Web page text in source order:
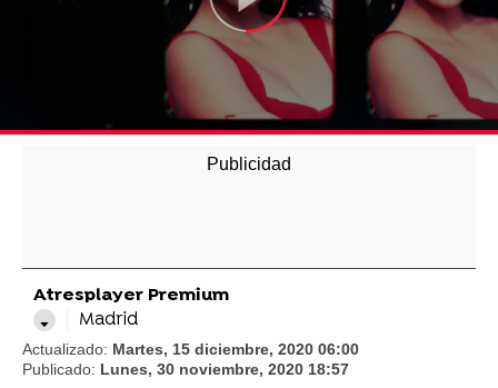
Atresplayer Premium
Madrid
Actualizado: Martes, 15 diciembre, 2020 06:00
Publicado: Lunes, 30 noviembre, 2020 18:57